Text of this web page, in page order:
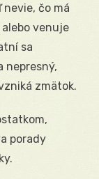
čo má
venuje
sa
nepresný,
zmätok.
porady